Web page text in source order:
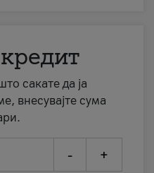
сакате да ја
внесувајте сума
- +